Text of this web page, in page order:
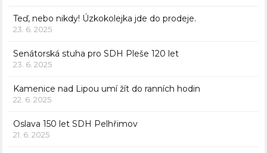
Teď, nebo nikdy! Úzkokolejka jde do prodeje.
23. 6. 2025
Senátorská stuha pro SDH Pleše 120 let
23. 6. 2025
Kamenice nad Lipou umí žít do ranních hodin
22. 6. 2025
Oslava 150 let SDH Pelhřimov
21. 6. 2025